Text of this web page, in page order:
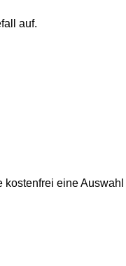
auf.
eine Auswahl